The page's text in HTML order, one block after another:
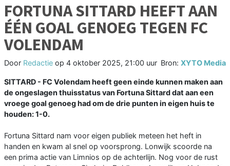
FORTUNA SITTARD HEEFT AAN
ÉÉN GOAL GENOEG TEGEN FC
VOLENDAM
Door Redactie op 4 oktober 2025, 21:00 uur Bron: XYTO Media
SITTARD - FC Volendam heeft geen einde kunnen maken aan
de ongeslagen thuisstatus van Fortuna Sittard dat aan een
vroege goal genoeg had om de drie punten in eigen huis te
houden: 1-0.
Fortuna Sittard nam voor eigen publiek meteen het heft in
handen en kwam al snel op voorsprong. Lonwijk scoorde na
een prima actie van Limnios op de achterlijn. Nog voor de rust